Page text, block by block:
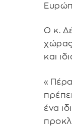
Ο κ.
χώρας
και
«Πέρα
ένα